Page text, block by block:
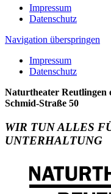
Impressum
Datenschutz
Navigation überspringen
Impressum
Datenschutz
Naturtheater Reutlingen
Schmid-Straße 50
WIR TUN ALLES
UNTERHALTUNG